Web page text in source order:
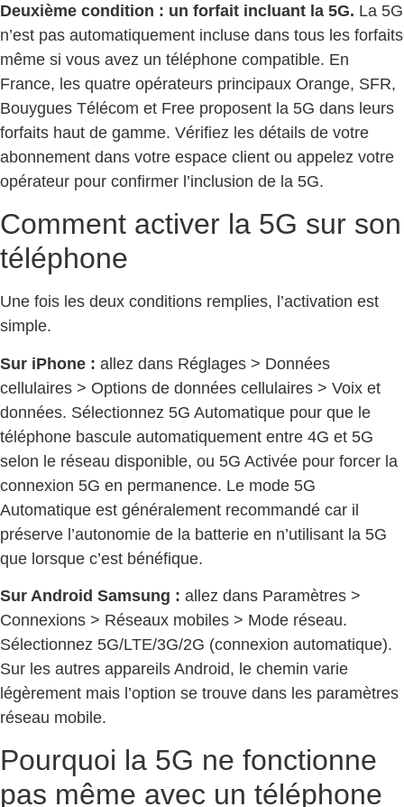
Deuxième condition : un forfait incluant la 5G. La 5G
n’est pas automatiquement incluse dans tous les forfaits
même si vous avez un téléphone compatible. En
France, les quatre opérateurs principaux Orange, SFR,
Bouygues Télécom et Free proposent la 5G dans leurs
forfaits haut de gamme. Vérifiez les détails de votre
abonnement dans votre espace client ou appelez votre
opérateur pour confirmer l’inclusion de la 5G.
Comment activer la 5G sur son
téléphone
Une fois les deux conditions remplies, l’activation est
simple.
Sur iPhone : allez dans Réglages > Données
cellulaires > Options de données cellulaires > Voix et
données. Sélectionnez 5G Automatique pour que le
téléphone bascule automatiquement entre 4G et 5G
selon le réseau disponible, ou 5G Activée pour forcer la
connexion 5G en permanence. Le mode 5G
Automatique est généralement recommandé car il
préserve l’autonomie de la batterie en n’utilisant la 5G
que lorsque c’est bénéfique.
Sur Android Samsung : allez dans Paramètres >
Connexions > Réseaux mobiles > Mode réseau.
Sélectionnez 5G/LTE/3G/2G (connexion automatique).
Sur les autres appareils Android, le chemin varie
légèrement mais l’option se trouve dans les paramètres
réseau mobile.
Pourquoi la 5G ne fonctionne
pas même avec un téléphone